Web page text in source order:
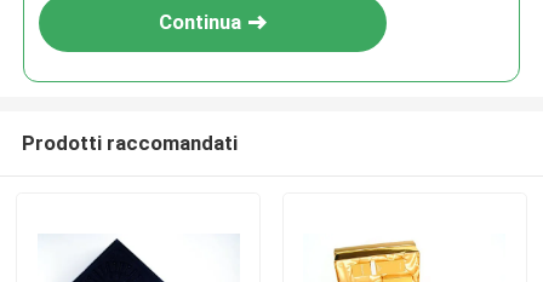
Continua
Prodotti raccomandati